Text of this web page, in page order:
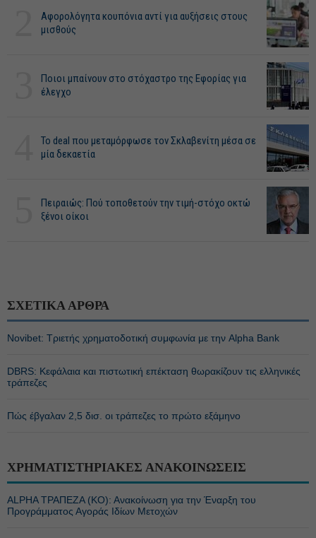
Αφορολόγητα κουπόνια αντί για αυξήσεις στους
μισθούς
Ποιοι μπαίνουν στο στόχαστρο της Εφορίας για
έλεγχο
Το deal που μεταμόρφωσε τον Σκλαβενίτη μέσα σε
μία δεκαετία
Πειραιώς: Πού τοποθετούν την τιμή-στόχο οκτώ
ξένοι οίκοι
ΣΧΕΤΙΚΑ ΑΡΘΡΑ
Novibet: Τριετής χρηματοδοτική συμφωνία με την Alpha Bank
DBRS: Κεφάλαια και πιστωτική επέκταση θωρακίζουν τις ελληνικές
τράπεζες
Πώς έβγαλαν 2,5 δισ. οι τράπεζες το πρώτο εξάμηνο
ΧΡΗΜΑΤΙΣΤΗΡΙΑΚΕΣ ΑΝΑΚΟΙΝΩΣΕΙΣ
ALPHA ΤΡΑΠΕΖΑ (ΚΟ): Ανακοίνωση για την Έναρξη του
Προγράμματος Αγοράς Ιδίων Μετοχών